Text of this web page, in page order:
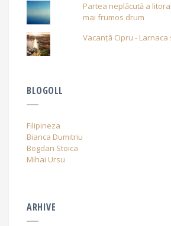
Partea neplăcută a
mai frumos drum
Vacanță Cipru - Larnaca
BLOGOLL
Filipineza
Bianca Dumitriu
Bogdan Stoica
Mihai Ursu
ARHIVE